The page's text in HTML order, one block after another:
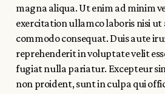
magna aliqua. Ut enim ad minim
exercitation ullamco laboris nisi ut
commodo consequat. Duis aute
reprehenderit in voluptate velit
fugiat nulla pariatur. Excepteur
non proident, sunt in culpa qui